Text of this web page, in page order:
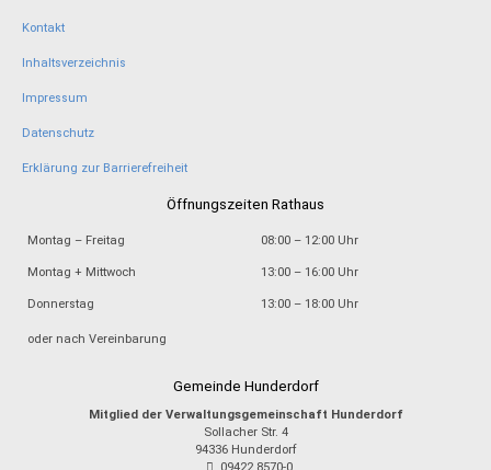
Kontakt
Inhaltsverzeichnis
Impressum
Datenschutz
Erklärung zur Barrierefreiheit
Öffnungszeiten Rathaus
Montag – Freitag 08:00 – 12:00 Uhr
Montag + Mittwoch 13:00 – 16:00 Uhr
Donnerstag 13:00 – 18:00 Uhr
oder nach Vereinbarung
Gemeinde Hunderdorf
Mitglied der Verwaltungsgemeinschaft Hunderdorf
Sollacher Str. 4
94336 Hunderdorf